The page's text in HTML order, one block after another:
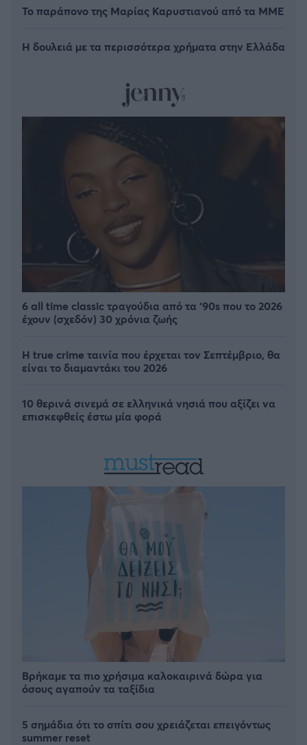
Το παράπονο της Μαρίας Καρυστιανού από τα ΜΜΕ
Η δουλειά με τα περισσότερα χρήματα στην Ελλάδα
6 all time classic τραγούδια από τα ‘90s που το 2026
έχουν (σχεδόν) 30 χρόνια ζωής
Η true crime ταινία που έρχεται τον Σεπτέμβριο, θα
είναι το διαμαντάκι του 2026
10 θερινά σινεμά σε ελληνικά νησιά που αξίζει να
επισκεφθείς έστω μία φορά
Βρήκαμε τα πιο χρήσιμα καλοκαιρινά δώρα για
όσους αγαπούν τα ταξίδια
5 σημάδια ότι το σπίτι σου χρειάζεται επειγόντως
summer reset